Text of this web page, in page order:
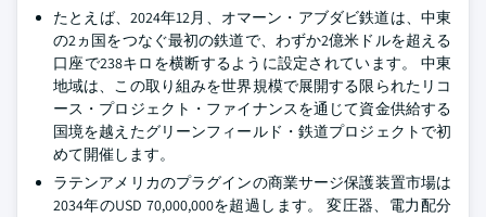
たとえば、2024年12月、オマーン・アブダビ鉄道は、中東
の2ヵ国をつなぐ最初の鉄道で、わずか2億米ドルを超える
口座で238キロを横断するように設定されています。 中東
地域は、この取り組みを世界規模で展開する限られたリコ
ース・プロジェクト・ファイナンスを通じて資金供給する
国境を越えたグリーンフィールド・鉄道プロジェクトで初
めて開催します。
ラテンアメリカのプラグインの商業サージ保護装置市場は
2034年のUSD 70,000,000を超過します。 変圧器、電力配分